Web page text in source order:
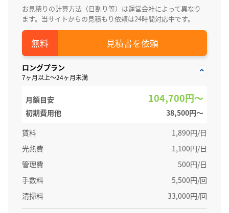
お見積りの計算方法（日割り等）は運営会社によって異なり
ます。当サイトからの見積もり依頼は24時間対応中です。
見積書を依頼
ロングプラン
7ヶ月以上～24ヶ月未満
月額目安 104,700円～
初期費用他
38,500円〜
賃料
1,890円/日
光熱費
1,100円/日
管理費
500円/日
手数料
5,500円/回
清掃料
33,000円/回